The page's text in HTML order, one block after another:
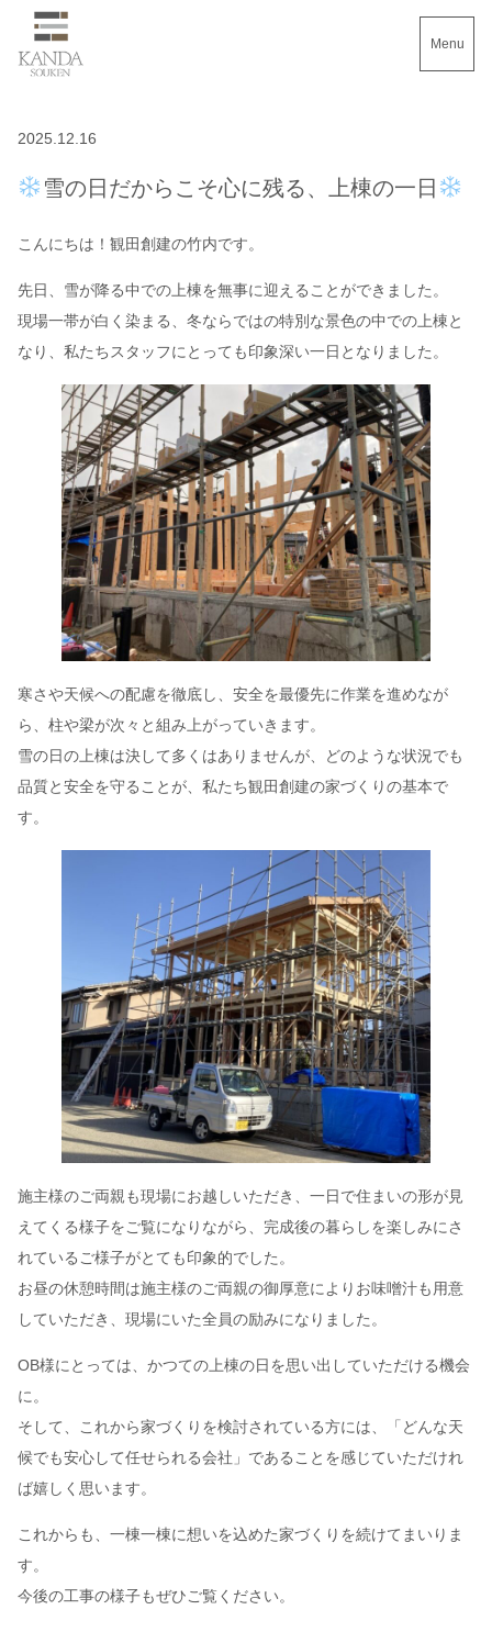
Menu
2025.12.16
雪の日だからこそ心に残る、上棟の一日
こんにちは！観田創建の竹内です。
先日、雪が降る中での上棟を無事に迎えることができました。
現場一帯が白く染まる、冬ならではの特別な景色の中での上棟と
なり、私たちスタッフにとっても印象深い一日となりました。
寒さや天候への配慮を徹底し、安全を最優先に作業を進めなが
ら、柱や梁が次々と組み上がっていきます。
雪の日の上棟は決して多くはありませんが、どのような状況でも
品質と安全を守ることが、私たち観田創建の家づくりの基本で
す。
施主様のご両親も現場にお越しいただき、一日で住まいの形が見
えてくる様子をご覧になりながら、完成後の暮らしを楽しみにさ
れているご様子がとても印象的でした。
お昼の休憩時間は施主様のご両親の御厚意によりお味噌汁も用意
していただき、現場にいた全員の励みになりました。
OB様にとっては、かつての上棟の日を思い出していただける機会
に。
そして、これから家づくりを検討されている方には、「どんな天
候でも安心して任せられる会社」であることを感じていただけれ
ば嬉しく思います。
これからも、一棟一棟に想いを込めた家づくりを続けてまいりま
す。
今後の工事の様子もぜひご覧ください。